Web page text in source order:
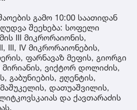
გამო 10:00 საათიდან
შეეხება: სოფელი
III მიკრორაიონის,
III, IV მიკრორაიონების,
ფარნავაზ მეფის, გიორგი
ვიქტორ დოლიძის,
გაბუნიების, ჟღენტის,
დათუაშვილის,
და ქავთარაძის